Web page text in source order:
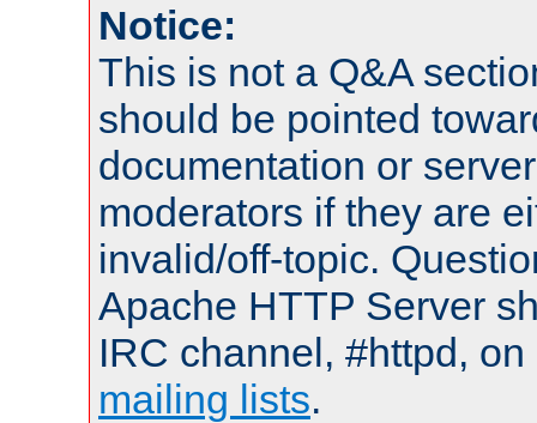
Notice:
This is not a Q&A
should be pointed
documentation or
moderators if they are
invalid/off-topic.
Apache HTTP Server
IRC channel, #httpd,
mailing lists.